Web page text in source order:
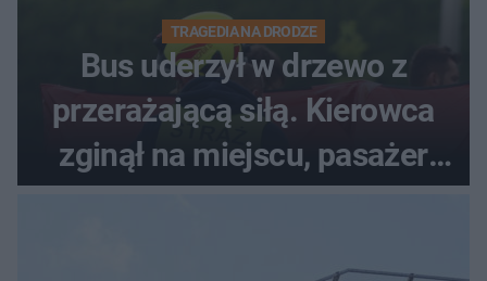
TRAGEDIA NA DRODZE
Bus uderzył w drzewo z
przerażającą siłą. Kierowca
zginął na miejscu, pasażer
walczy o życie